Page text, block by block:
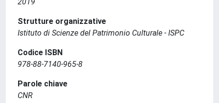
Strutture organizzative
Istituto di Scienze del Patrimonio Culturale - ISPC
Codice ISBN
978-88-7140-965-8
Parole chiave
CNR